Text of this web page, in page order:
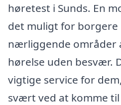
høretest i Sunds. En
det muligt for borgere
nærliggende områder
hørelse uden besvær.
vigtige service for
svært ved at komme